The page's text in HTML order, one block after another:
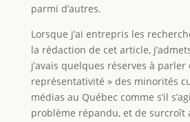
parmi d’autres.
Lorsque j’ai entrepris les
la rédaction de cet article,
j’avais quelques réserves à parler
représentativité » des minorités
médias au Québec comme s’il
problème répandu, et de surcroît